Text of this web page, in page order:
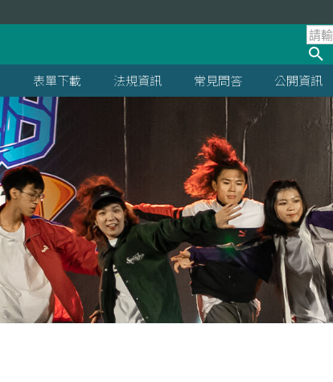
表單下載 法規資訊 常見問答 公開資訊